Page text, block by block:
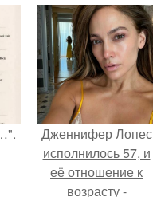
Дженнифер Лопес
исполнилось 57, и
её отношение к
возрасту -